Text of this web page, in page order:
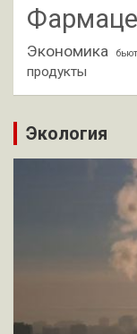
Экономика
продукты
Экология